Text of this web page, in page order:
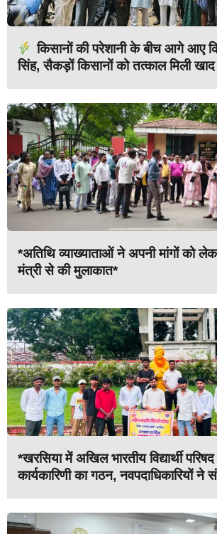
किसानों की परेशानी के बीच आगे आए
सिंह, सैकड़ों किसानों को तत्काल मिली खाद
*अतिथि व्याख्याताओं ने अपनी मांगों को
मंत्री से की मुलाकात*
*खरसिया में अखिल भारतीय विद्यार्थी
कार्यकारिणी का गठन, नवपदाधिकारियों ने